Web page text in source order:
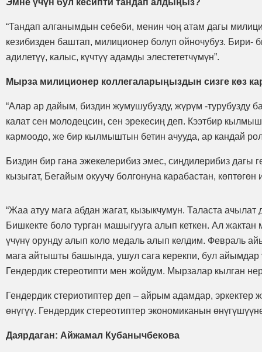
“Тандап алганымдын себеби, менин чоң атам дагы
кезибизден баштап, милиционер болуп ойночубуз.
адилетүү, калыс, күчтүү адамды элестететчүмүн”.
Мырза милиционер коллегаларыңыздын сизге көз
“Алар ар дайым, биздин жумушубузду, жүрүм -турубузду
калат сен молодецсин, сен эрекесиң деп. Кээтбир
кармоодо, же бир кылмыштын бетин ачууда, ар кандай
Биздин бир гана эжекелерибиз эмес, сиңдилерибиз
кызыгат, Бегайым окуучу болгонуна карабастан,
“Жаа атуу мага абдан жагат, кызыкчумун. Таласта
Бишкекте боло турган машыгууга алып кеткен. Ал
үчүнү орунду алып коло медаль алып келдим. Февраль
мага айтышты башында, ушул сага керекпи, бул
Гендердик стереотипти мен жойдум. Мырзалар кылган
Гендердик стериотиптер деп – айрым адамдар, эркектер
өнүгүү. Гендердик стереотиптер экономиканын
Даярдаган: Айжамал Кубанычбекова